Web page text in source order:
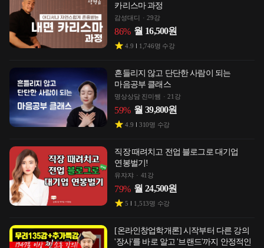
카리스마 과정
감성대디 29강
86% 월 16,500원
4.9 1,746명 수강
흔들리지 않고 단단한 사람이 되는
마음공부 클래스
명상상담 진미쌤 21강
59% 월 39,800원
4.9 310명 수강
직장 때려치고 전업 블로그로 대기업
연봉벌기!
유쟈쟈 41강
79% 월 24,500원
5 1,513명 수강
[온라인창업학개론] 시작부터 다른 강의
'장사'를 바로 알고 '브랜드'까지 안정적인